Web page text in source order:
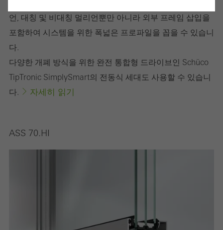
언, 대칭 및 비대칭 멀리언뿐만 아니라 외부 프레임 삽입을
포함하여 시스템을 위한 폭넓은 프로파일을 꼽을 수 있습니
다.
다양한 개폐 방식을 위한 완전 통합형 드라이브인 Schüco
TipTronic SimplySmart의 전동식 세대도 사용할 수 있습니
다.
자세히 읽기
ASS 70.HI
삭제
Schüco의 웹사이트가 문제 없이 작동하려면 기술적으로 필요한 쿠
키가 있어야 합니다. 비활성화할 수 없습니다. 이러한 쿠키가 없으
면 웹 페이지의 특정 부분이나 원하는 서비스를 사용할 수 없습니
는지, 방문 횟수, 웹사이트에서 보낸 평균 시간, 호출된 페이지에